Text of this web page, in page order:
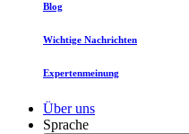
Blog
Wichtige Nachrichten
Expertenmeinung
Über uns
Sprache